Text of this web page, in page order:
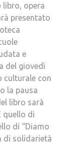
libro, opera
presentato
e
del giovedì
culturale con
la pausa
libro sarà
quello di
di “Diamo
di solidarietà